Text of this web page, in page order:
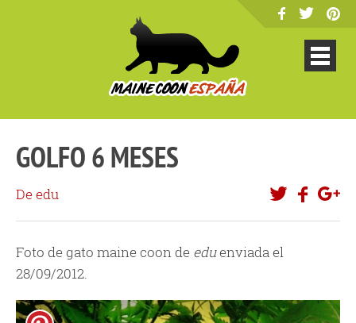
GOLFO 6 MESES
De edu
Foto de gato maine coon de eduenviada el
28/09/2012.